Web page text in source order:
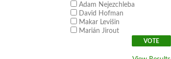
Adam Nejezchleba
David Hofman
Makar Levišin
Marián Jirout